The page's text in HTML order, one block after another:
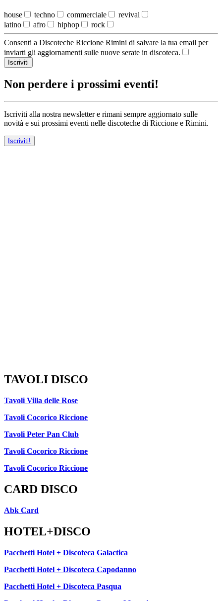
house techno commerciale
revival
latino
afro hiphop rock
Consenti a Discoteche Riccione Rimini di salvare la tua email per
inviarti gli aggiornamenti sulle nuove serate in discoteca.
Iscriviti
Non perdere i prossimi eventi!
Iscriviti alla nostra newsletter e rimani sempre aggiornato sulle
novità e sui prossimi eventi nelle discoteche di Riccione e Rimini.
Iscriviti!
TAVOLI DISCO
Tavoli Villa delle Rose
Tavoli Cocorico Riccione
Tavoli Peter Pan Club
Tavoli Cocorico Riccione
Tavoli Cocorico Riccione
CARD DISCO
Abk Card
HOTEL+DISCO
Pacchetti Hotel + Discoteca Galactica
Pacchetti Hotel + Discoteca Capodanno
Pacchetti Hotel + Discoteca Pasqua